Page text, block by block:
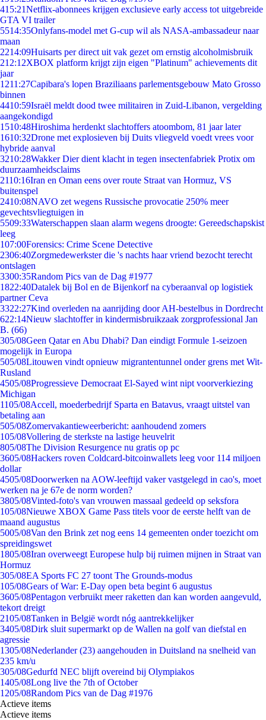
415:21Netflix-abonnees krijgen exclusieve early access tot uitgebreide
GTA VI trailer
5514:35Onlyfans-model met G-cup wil als NASA-ambassadeur naar
maan
2214:09Huisarts per direct uit vak gezet om ernstig alcoholmisbruik
212:12XBOX platform krijgt zijn eigen "Platinum" achievements dit
jaar
1211:27Capibara's lopen Braziliaans parlementsgebouw Mato Grosso
binnen
4410:59Israël meldt dood twee militairen in Zuid-Libanon, vergelding
aangekondigd
1510:48Hiroshima herdenkt slachtoffers atoombom, 81 jaar later
1610:32Drone met explosieven bij Duits vliegveld voedt vrees voor
hybride aanval
3210:28Wakker Dier dient klacht in tegen insectenfabriek Protix om
duurzaamheidsclaims
2110:16Iran en Oman eens over route Straat van Hormuz, VS
buitenspel
2410:08NAVO zet wegens Russische provocatie 250% meer
gevechtsvliegtuigen in
5509:33Waterschappen slaan alarm wegens droogte: Gereedschapskist
leeg
107:00Forensics: Crime Scene Detective
2306:40Zorgmedewerkster die 's nachts haar vriend bezocht terecht
ontslagen
3300:35Random Pics van de Dag #1977
1822:40Datalek bij Bol en de Bijenkorf na cyberaanval op logistiek
partner Ceva
3322:27Kind overleden na aanrijding door AH-bestelbus in Dordrecht
622:14Nieuw slachtoffer in kindermisbruikzaak zorgprofessional Jan
B. (66)
305/08Geen Qatar en Abu Dhabi? Dan eindigt Formule 1-seizoen
mogelijk in Europa
505/08Litouwen vindt opnieuw migrantentunnel onder grens met Wit-
Rusland
4505/08Progressieve Democraat El-Sayed wint nipt voorverkiezing
Michigan
1105/08Accell, moederbedrijf Sparta en Batavus, vraagt uitstel van
betaling aan
505/08Zomervakantieweerbericht: aanhoudend zomers
105/08Vollering de sterkste na lastige heuvelrit
805/08The Division Resurgence nu gratis op pc
3605/08Hackers roven Coldcard-bitcoinwallets leeg voor 114 miljoen
dollar
4505/08Doorwerken na AOW-leeftijd vaker vastgelegd in cao's, moet
werken na je 67e de norm worden?
3805/08Vinted-foto's van vrouwen massaal gedeeld op seksfora
105/08Nieuwe XBOX Game Pass titels voor de eerste helft van de
maand augustus
5005/08Van den Brink zet nog eens 14 gemeenten onder toezicht om
spreidingswet
1805/08Iran overweegt Europese hulp bij ruimen mijnen in Straat van
Hormuz
305/08EA Sports FC 27 toont The Grounds-modus
105/08Gears of War: E-Day open beta begint 6 augustus
3605/08Pentagon verbruikt meer raketten dan kan worden aangevuld,
tekort dreigt
2105/08Tanken in België wordt nóg aantrekkelijker
3405/08Dirk sluit supermarkt op de Wallen na golf van diefstal en
agressie
1305/08Nederlander (23) aangehouden in Duitsland na snelheid van
235 km/u
305/08Gedurfd NEC blijft overeind bij Olympiakos
1405/08Long live the 7th of October
1205/08Random Pics van de Dag #1976
Actieve items
Actieve items